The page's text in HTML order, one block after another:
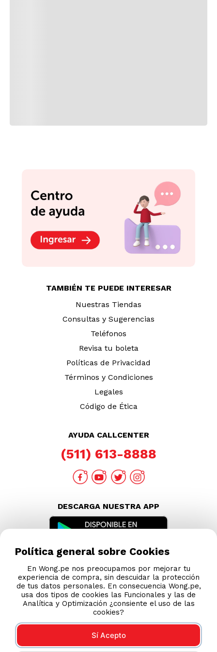
TAMBIÉN TE PUEDE INTERESAR
Nuestras Tiendas
Consultas y Sugerencias
Teléfonos
Revisa tu boleta
Políticas de Privacidad
Términos y Condiciones
Legales
Código de Ética
AYUDA CALLCENTER
(511) 613-8888
DESCARGA NUESTRA APP
Política general sobre Cookies
En Wong.pe nos preocupamos por mejorar tu
experiencia de compra, sin descuidar la protección
de tus datos personales. En consecuencia Wong.pe,
usa dos tipos de cookies las Funcionales y las de
Analítica y Optimización ¿consiente el uso de las
cookies?
Sí Acepto